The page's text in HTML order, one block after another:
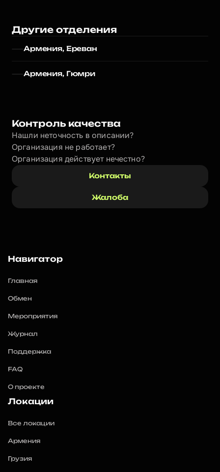
Другие отделения
Армения, Ереван
Армения, Гюмри
Контроль качества
Нашли неточность в описании?
Организация не работает?
Организация действует нечестно?
Контакты
Жалоба
Навигатор
Главная
Обмен
Мероприятия
Журнал
Поддержка
FAQ
О проекте
Локации
Все локации
Армения
Грузия